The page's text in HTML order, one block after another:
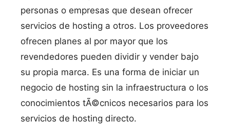
personas o empresas que desean ofrecer
servicios de hosting a otros. Los proveedores
ofrecen planes al por mayor que los
revendedores pueden dividir y vender bajo
su propia marca. Es una forma de iniciar un
negocio de hosting sin la infraestructura o los
conocimientos tÃ©cnicos necesarios para los
servicios de hosting directo.